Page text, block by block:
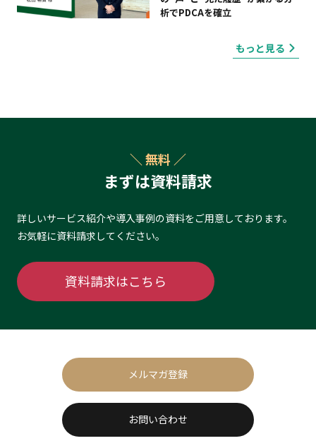
析でPDCAを確立
もっと見る
＼ 無料 ／
まずは資料請求
詳しいサービス紹介や導入事例の資料をご用意しております。
お気軽に資料請求してください。
資料請求はこちら
メルマガ登録
お問い合わせ